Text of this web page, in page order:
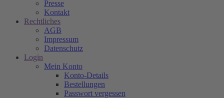
Presse
Kontakt
Rechtliches
AGB
Impressum
Datenschutz
Login
Mein Konto
Konto-Details
Bestellungen
Passwort vergessen